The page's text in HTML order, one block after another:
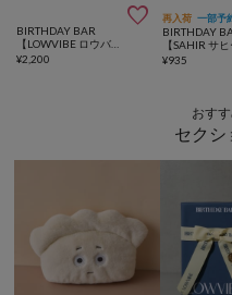

BIRTHDAY BAR
¥2,200
再入荷 一部予
BIRTHDAY
¥935
おす
セクシ